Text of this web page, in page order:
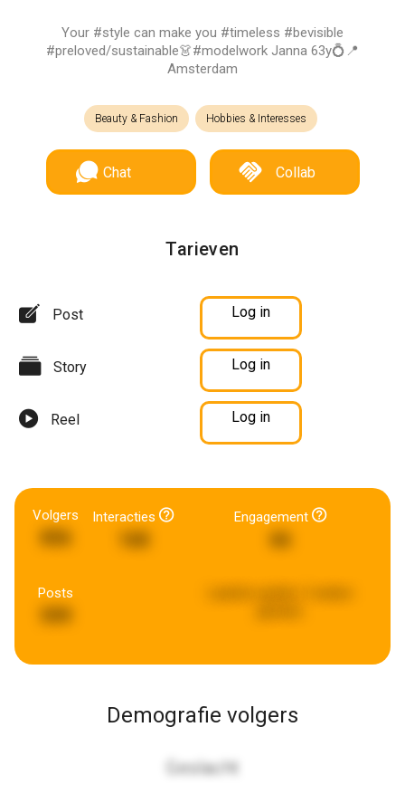
Your #style can make you #timeless #bevisible
#preloved/sustainable👗#modelwork Janna 63y💍📍
Amsterdam
Beauty & Fashion Hobbies & Interesses
Chat Collab
Tarieven
Post Log in
Story Log in
Reel Log in
Volgers
856
Interacties
168
Engagement
66
Posts
Demografie volgers
Geslacht